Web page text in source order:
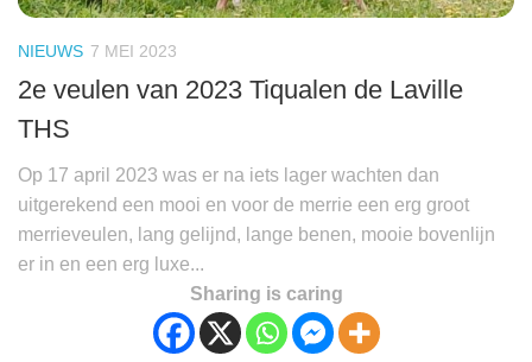
NIEUWS 7 MEI 2023
2e veulen van 2023 Tiqualen de Laville
THS
Op 17 april 2023 was er na iets lager wachten dan
uitgerekend een mooi en voor de merrie een erg groot
merrieveulen, lang gelijnd, lange benen, mooie bovenlijn
er in en een erg luxe...
Sharing is caring